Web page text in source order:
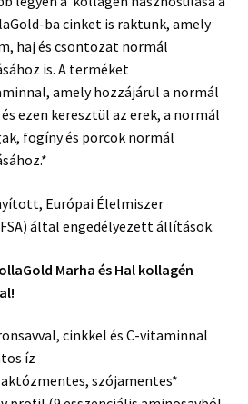
ba cinket is raktunk, amely
haj és csontozat normál
is. A terméket
amely hozzájárul a normál
ezen keresztül az erek, a normál
fogíny és porcok normál
Európai Élelmiszer
által engedélyezett állítások.
Marha és Hal kollagén
cinkkel és C-vitaminnal
íz
szójamentes*